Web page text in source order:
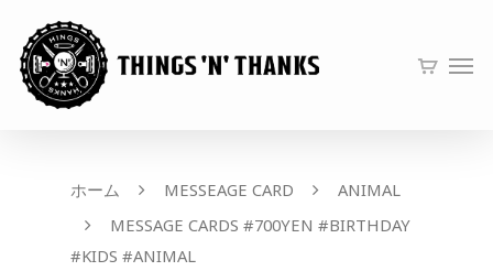
ホーム MESSEAGE CARD
ANIMAL
MESSAGE CARDS #700YEN #BIRTHDAY
#KIDS #ANIMAL